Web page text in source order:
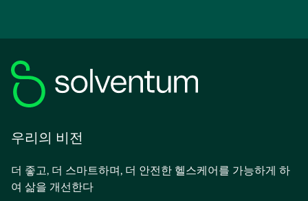
우리의 비전
더 좋고, 더 스마트하며, 더 안전한 헬스케어를 가능하게 하
여 삶을 개선한다